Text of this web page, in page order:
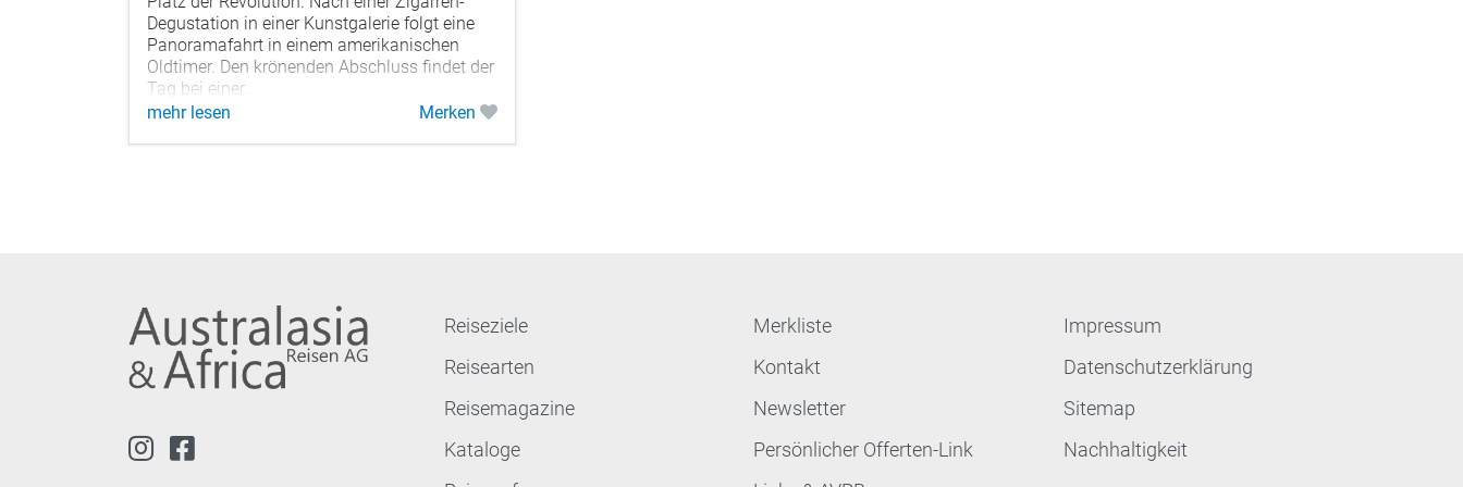
Degustation in einer Kunstgalerie folgt eine
Panoramafahrt in einem amerikanischen
Oldtimer. Den krönenden Abschluss findet der
Tag bei einer...
mehr lesen
Merken
Reiseziele
Reisearten
Reisemagazine
Kataloge
Merkliste
Kontakt
Newsletter
Persönlicher Offerten-Link
Impressum
Datenschutzerklärung
Sitemap
Nachhaltigkeit